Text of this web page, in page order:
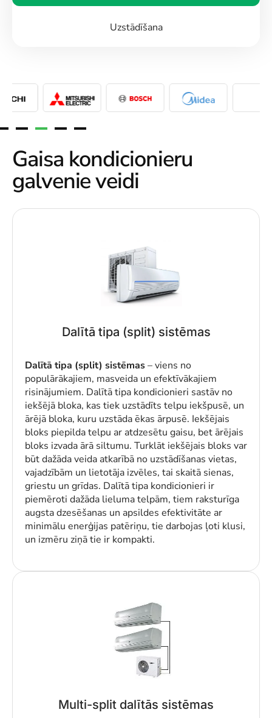
Uzstādīšana
Gaisa kondicionieru
galvenie veidi
Dalītā tipa (split) sistēmas
Dalītā tipa (split) sistēmas– viens no
populārākajiem, masveida un efektīvākajiem
risinājumiem. Dalītā tipa kondicionieri sastāv no
iekšējā bloka, kas tiek uzstādīts telpu iekšpusē, un
ārējā bloka, kuru uzstāda ēkas ārpusē. Iekšējais
bloks piepilda telpu ar atdzesētu gaisu, bet ārējais
bloks izvada ārā siltumu. Turklāt iekšējais bloks var
būt dažāda veida atkarībā no uzstādīšanas vietas,
vajadzībām un lietotāja izvēles, tai skaitā sienas,
griestu un grīdas. Dalītā tipa kondicionieri ir
piemēroti dažāda lieluma telpām, tiem raksturīga
augsta dzesēšanas un apsildes efektivitāte ar
minimālu enerģijas patēriņu, tie darbojas ļoti klusi,
un izmēru ziņā tie ir kompakti.
Multi-split dalītās sistēmas